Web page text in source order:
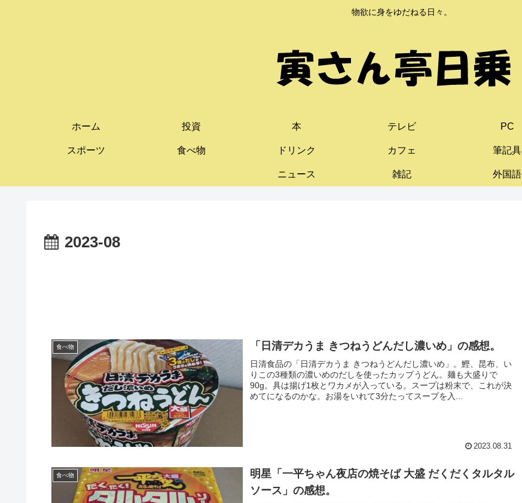
物欲に身をゆだねる日々。
ホーム 投資 本 テレビ PC
スポーツ 食べ物 ドリンク カフェ 筆記具
ニュース 雑記 外国語
2023-08
食べ物 「日清デカうま きつねうどんだし濃いめ」の感想。
日清食品の「日清デカうま きつねうどんだし濃いめ」。鰹、昆布、い
りこの3種類の濃いめのだしを使ったカップうどん。麺も大盛りで
90g。具は揚げ1枚とワカメが入っている。スープは粉末で、これが決
めてになるのかな。お湯をいれて3分たってスープを入...
2023.08.31
食べ物
明星「一平ちゃん夜店の焼そば 大盛 だくだくタルタル
ソース」の感想。